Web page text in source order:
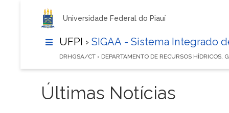
Universidade Federal do Piauí
UFPI › SIGAA - Sistema Integrado
DRHGSA/CT › DEPARTAMENTO DE RECURSOS
Últimas Notícias